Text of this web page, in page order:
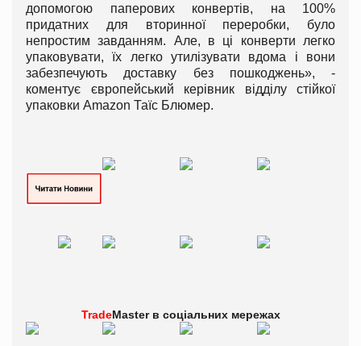
допомогою паперових конвертів, на 100%
придатних для вторинної переробки, було
непростим завданням. Але, в ці конверти легко
упаковувати, їх легко утилізувати вдома і вони
забезпечують доставку без пошкоджень», -
коментує європейський керівник відділу стійкої
упаковки Amazon Таїс Блюмер.
TradeMaster в соціальних мережах